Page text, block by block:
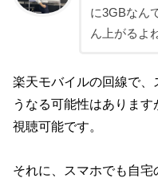
に3GBなん
ん上がるよ
楽天モバイルの回線で
うなる可能性はありま
視聴可能です。
それに、スマホでも自